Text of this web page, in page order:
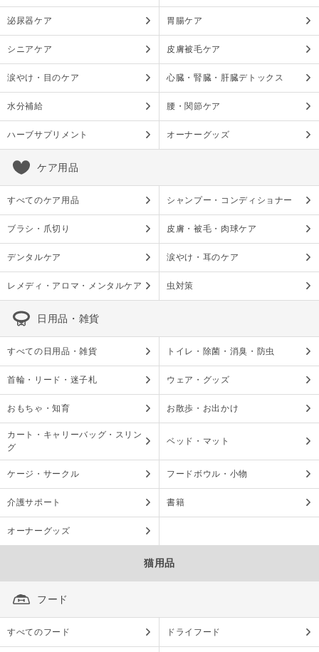
泌尿器ケア 胃腸ケア
シニアケア 皮膚被毛ケア
涙やけ・目のケア 心臓・腎臓・肝臓デトックス
水分補給 腰・関節ケア
ハーブサプリメント オーナーグッズ
ケア用品
すべてのケア用品 シャンプー・コンディショナー
ブラシ・爪切り 皮膚・被毛・肉球ケア
デンタルケア 涙やけ・耳のケア
レメディ・アロマ・メンタルケア 虫対策
日用品・雑貨
すべての日用品・雑貨 トイレ・除菌・消臭・防虫
首輪・リード・迷子札 ウェア・グッズ
おもちゃ・知育 お散歩・お出かけ
カート・キャリーバッグ・スリン
グ
ベッド・マット
ケージ・サークル フードボウル・小物
介護サポート 書籍
オーナーグッズ
猫用品
フード
すべてのフード ドライフード